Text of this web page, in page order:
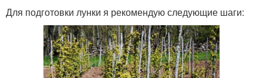
Для подготовки лунки я рекомендую следующие шаги: